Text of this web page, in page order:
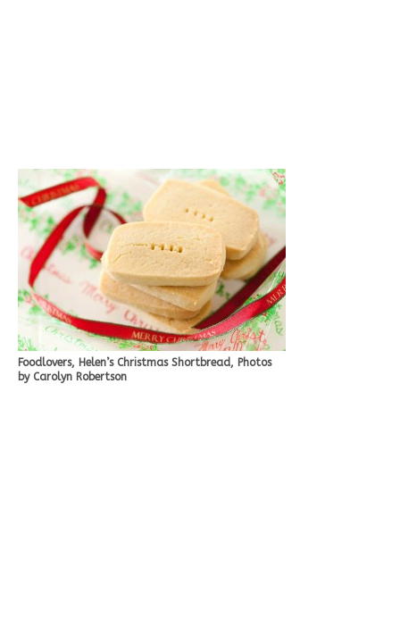
Foodlovers, Helen’s Christmas Shortbread, Photos
by Carolyn Robertson